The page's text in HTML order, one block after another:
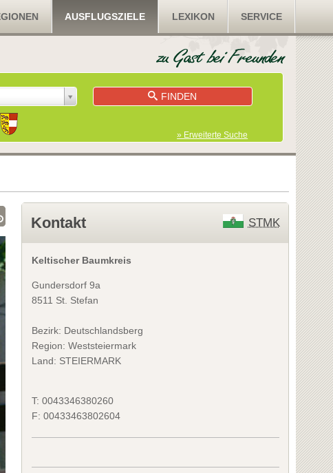
AUSFLUGSZIELE LEXIKON SERVICE
FINDEN
» Erweiterte Suche
Kontakt STMK
Keltischer Baumkreis
Gundersdorf 9a
8511 St. Stefan
Bezirk: Deutschlandsberg
Region: Weststeiermark
Land: STEIERMARK
T: 0043346380260
F: 00433463802604